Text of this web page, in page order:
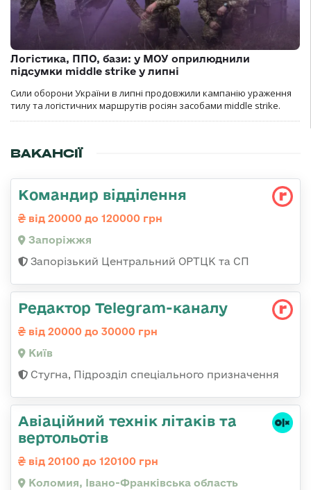
Логістика, ППО, бази: у МОУ оприлюднили
підсумки middle strike у липні
Сили оборони України в липні продовжили кампанію ураження
тилу та логістичних маршрутів росіян засобами middle strike.
ВАКАНСІЇ
Командир відділення
від 20000 до 120000 грн
Запоріжжя
Запорізький Центральний ОРТЦК та СП
Редактор Telegram-каналу
від 20000 до 30000 грн
Київ
Стугна, Підрозділ спеціального призначення
Авіаційний технік літаків та
вертольотів
від 20100 до 120100 грн
Коломия, Івано-Франківська область